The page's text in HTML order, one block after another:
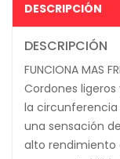
DESCRIPCIÓN
DESCRIPCIÓN
FUNCIONA MAS
Cordones
la
una sensación
alto rendimiento